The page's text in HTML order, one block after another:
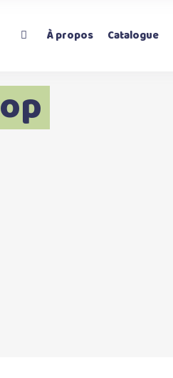
À propos Catalogue